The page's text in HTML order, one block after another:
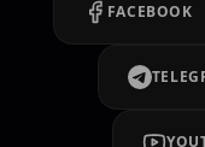
FACEBOOK